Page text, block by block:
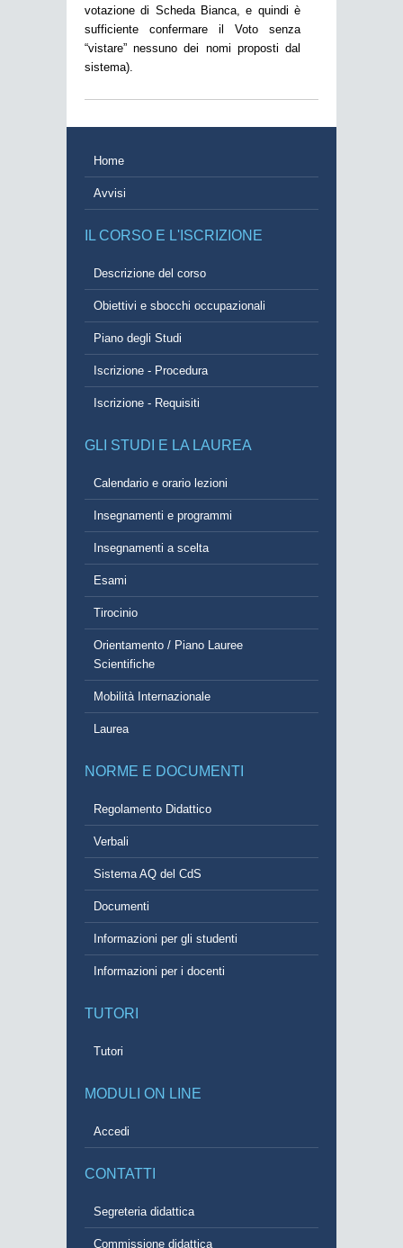
votazione di Scheda Bianca, e quindi è
sufficiente confermare il Voto senza
“vistare” nessuno dei nomi proposti dal
sistema).
Home
Avvisi
IL CORSO E L'ISCRIZIONE
Descrizione del corso
Obiettivi e sbocchi occupazionali
Piano degli Studi
Iscrizione - Procedura
Iscrizione - Requisiti
GLI STUDI E LA LAUREA
Calendario e orario lezioni
Insegnamenti e programmi
Insegnamenti a scelta
Esami
Tirocinio
Orientamento / Piano Lauree
Scientifiche
Mobilità Internazionale
Laurea
NORME E DOCUMENTI
Regolamento Didattico
Verbali
Sistema AQ del CdS
Documenti
Informazioni per gli studenti
Informazioni per i docenti
TUTORI
Tutori
MODULI ON LINE
Accedi
CONTATTI
Segreteria didattica
Commissione didattica